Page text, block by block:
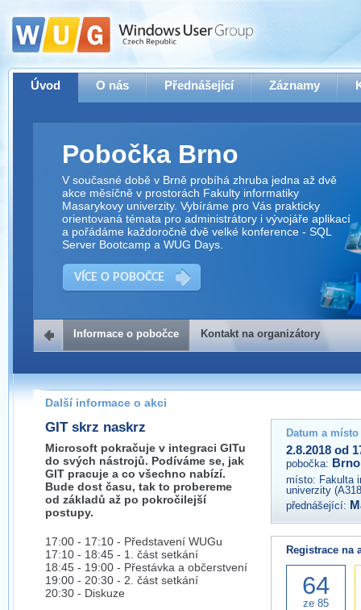
Úvod O nás Přednášející Záznamy
Pobočka Brno
V současné době v Brně probíhá zhruba jedna až dvě
akce měsíčně v prostorách Fakulty informatiky
Masarykovy univerzity. Vybíráme pro Vás prakticky
orientovaná témata pro administrátory i vývojáře aplikací
a pořádáme každoročně dvě velké konference - SQL
Server Bootcamp a WUG Days.
VÍCE O POBOČCE
Kontakt na organizátory
Pokud máte jakýkoliv dotaz na organizátory této akce,
prosím neváhejte nás kontaktovat na e-mailu:
brno@wug.cz
Informace o pobočce Kontakt na organizátory
Další informace o akci
GIT skrz naskrz
Microsoft pokračuje v integraci GITu
do svých nástrojů. Podíváme se, jak
GIT pracuje a co všechno nabízí.
Bude dost času, tak to probereme
od základů až po pokročilejší
postupy.
17:00 - 17:10 - Představení WUGu
17:10 - 18:45 - 1. část setkání
18:45 - 19:00 - Přestávka a občerstvení
19:00 - 20:30 - 2. část setkání
20:30 - Diskuze
Datum a
2.8.2018 od
pobočka: Brno
místo: Fakulta
univerzity
přednášející:
Registrace na
64
ze 85